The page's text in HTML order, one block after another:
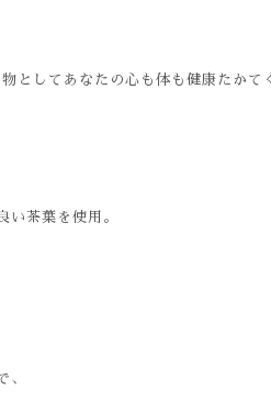
してあなたの心も体も健康たかて
い茶葉を使用。
、